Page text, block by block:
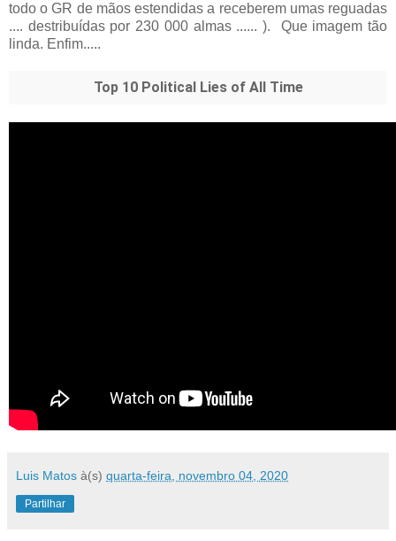
todo o GR de mãos estendidas a receberem umas reguadas
.... destribuídas por 230 000 almas ...... ). Que imagem tão
linda. Enfim.....
Top 10 Political Lies of All Time
Luis Matos à(s) quarta-feira, novembro 04, 2020
Partilhar